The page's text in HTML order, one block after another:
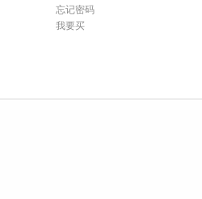
忘记密码
我要买